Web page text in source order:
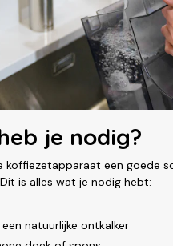
je nodig?
koffiezetapparaat een goede
is alles wat je nodig hebt:
natuurlijke ontkalker